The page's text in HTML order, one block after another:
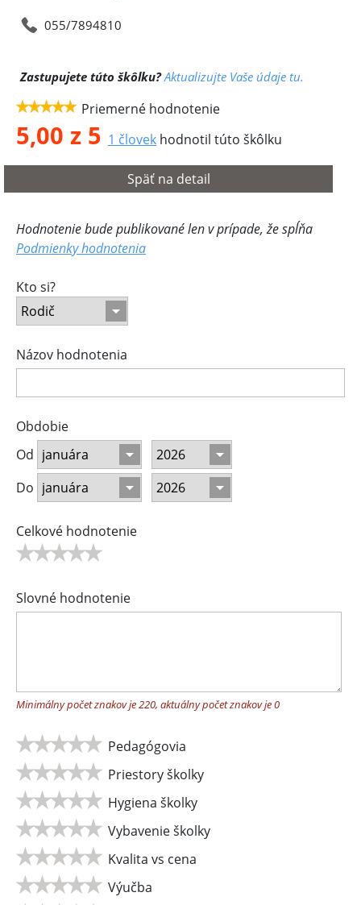
055/7894810
Zastupujete túto škôlku? Aktualizujte Vaše údaje tu.
Priemerné hodnotenie
5,00 z 5 1 človek hodnotil túto škôlku
Späť na detail
Hodnotenie bude publikované len v prípade, že spĺňa
Podmienky hodnotenia
Kto si?
Názov hodnotenia
Obdobie
Od
Do
Celkové hodnotenie
Slovné hodnotenie
Minimálny počet znakov je 220, aktuálny počet znakov je0
Pedagógovia
Priestory školky
Hygiena školky
Vybavenie školky
Kvalita vs cena
Výučba